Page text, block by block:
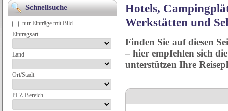
Hotels,
Werkstätten und
Finden Sie auf diesen
– hier empfehlen sich
unterstützen Ihre
Schnellsuche
nur Einträge mit Bild
Eintragsart
Land
Ort/Stadt
PLZ-Bereich